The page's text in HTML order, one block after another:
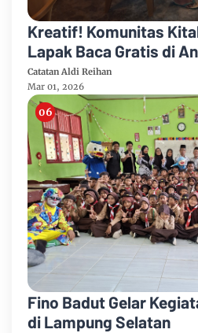
Kreatif! Komunitas
Lapak Baca Gratis di
Catatan Aldi Reihan
Mar 01, 2026
Fino Badut Gelar
di Lampung Selatan